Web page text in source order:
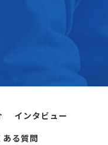
インタビュー
ある質問